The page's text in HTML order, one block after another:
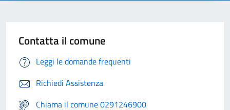
Contatta il comune
Leggi le domande frequenti
Richiedi Assistenza
Chiama il comune 0291246900